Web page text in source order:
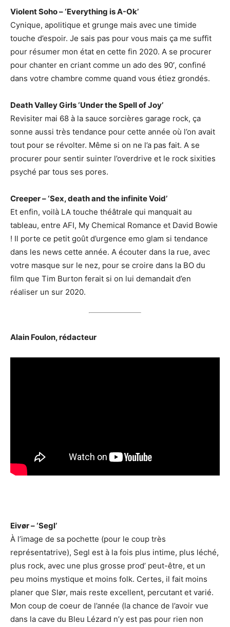
Violent Soho – ‘Everything is A-Ok’
Cynique, apolitique et grunge mais avec une timide
touche d’espoir. Je sais pas pour vous mais ça me suffit
pour résumer mon état en cette fin 2020. A se procurer
pour chanter en criant comme un ado des 90′, confiné
dans votre chambre comme quand vous étiez grondés.
Death Valley Girls ‘Under the Spell of Joy’
Revisiter mai 68 à la sauce sorcières garage rock, ça
sonne aussi très tendance pour cette année où l’on avait
tout pour se révolter. Même si on ne l’a pas fait. A se
procurer pour sentir suinter l’overdrive et le rock sixities
psyché par tous ses pores.
Creeper – ‘Sex, death and the infinite Void’
Et enfin, voilà LA touche théâtrale qui manquait au
tableau, entre AFI, My Chemical Romance et David Bowie
! Il porte ce petit goût d’urgence emo glam si tendance
dans les news cette année. A écouter dans la rue, avec
votre masque sur le nez, pour se croire dans la BO du
film que Tim Burton ferait si on lui demandait d’en
réaliser un sur 2020.
Alain Foulon, rédacteur
Eivør – ‘Segl’
À l’image de sa pochette (pour le coup très
représentatrive), Segl est à la fois plus intime, plus léché,
plus rock, avec une plus grosse prod’ peut-être, et un
peu moins mystique et moins folk. Certes, il fait moins
planer que Slør, mais reste excellent, percutant et varié.
Mon coup de coeur de l’année (la chance de l’avoir vue
dans la cave du Bleu Lézard n’y est pas pour rien non